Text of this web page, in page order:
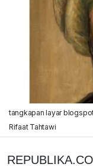
tangkapan layar
Rifaat Tahtawi